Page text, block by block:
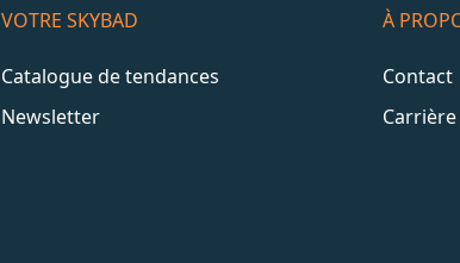
VOTRE SKYBAD
Catalogue de tendances
Newsletter
À
Contact